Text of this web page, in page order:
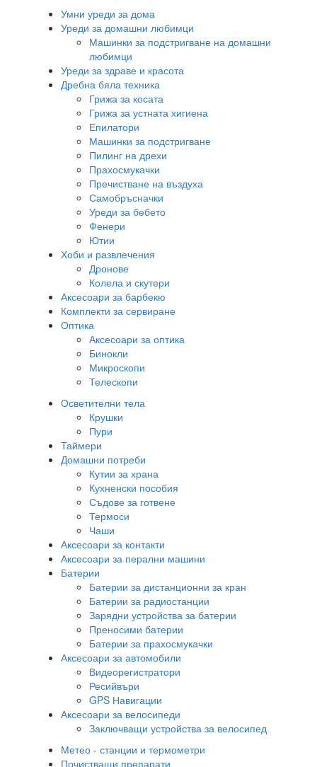
Умни уреди за дома
Уреди за домашни любимци
Машинки за подстригване на домашни
любимци
Уреди за здраве и красота
Дребна бяла техника
Грижа за косата
Грижа за устната хигиена
Епилатори
Машинки за подстригване
Пилинг на дрехи
Прахосмукачки
Пречистване на въздуха
Самобръсначки
Уреди за бебето
Фенери
Ютии
Хоби и развлечения
Дронове
Колела и скутери
Аксесоари за барбекю
Комплекти за сервиране
Оптика
Аксесоари за оптика
Бинокли
Микроскопи
Телескопи
Осветителни тела
Крушки
Пури
Таймери
Домашни потреби
Кутии за храна
Кухненски пособия
Съдове за готвене
Термоси
Чаши
Аксесоари за контакти
Аксесоари за перални машини
Батерии
Батерии за дистанционни за кран
Батерии за радиостанции
Зарядни устройства за батерии
Преносими батерии
Батерии за прахосмукачки
Аксесоари за автомобили
Видеорегистратори
Ресийвъри
GPS Навигации
Аксесоари за велосипеди
Заключващи устройства за велосипед
Метео - станции и термометри
Почистващи препарати